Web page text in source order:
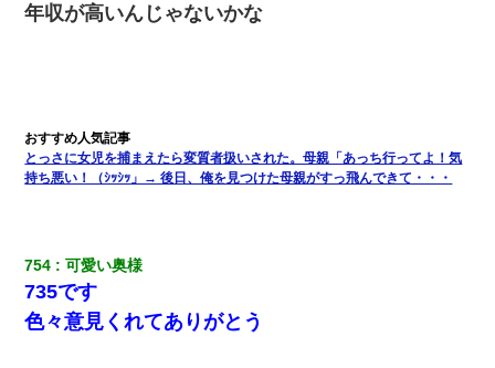
ずっとニートだと思ってた同居の義弟が投資で旦那より稼いでる
嫁の妹（26歳）がずっとウチに泊まりに来た結果→俺がヤバイｗ
ｗｗｗｗｗｗｗ
【クズ】昔、兄がお見合いして「ブスすぎｗｗｗ」と断った女性
が、兄の同級生と結婚。それを知った兄は荒れ狂い、｢嫁さん、俺
のお古ですが気分はどう？」とメールを送った→
年収が高いんじゃないかな
とっさに女児を捕まえたら変質者扱いされた。母親「あっち行ってよ！気
持ち悪い！（ｼｯｼｯ」→ 後日、俺を見つけた母親がすっ飛んできて・・・
754 可愛い奥様
735です
色々意見くれてありがとう